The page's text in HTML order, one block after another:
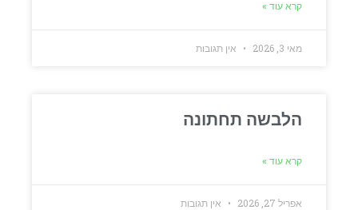
קרא עוד »
מאי 3, 2026 אין תגובות
הלבשה תחתונה
קרא עוד »
אפריל 27, 2026 אין תגובות